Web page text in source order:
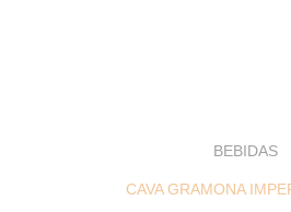
BEBIDAS
CAVA GRAMONA